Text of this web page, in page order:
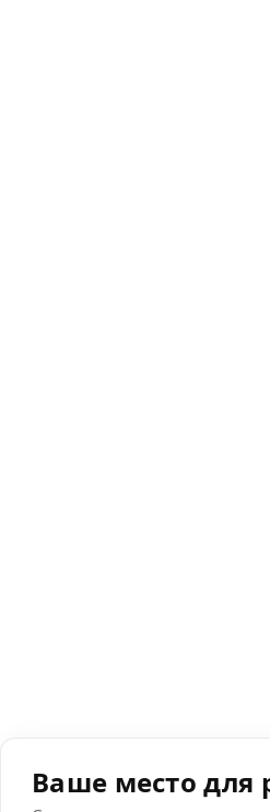
Ваше место для